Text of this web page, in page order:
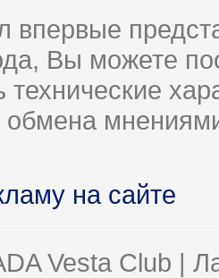
впервые
Вы можете
технические
на сайте
Vesta Club |